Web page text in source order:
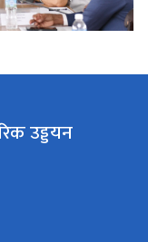
उड्डयन